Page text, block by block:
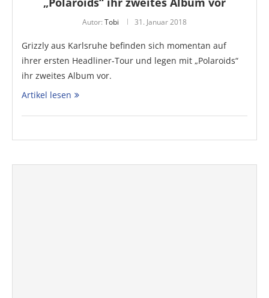
Autor: Tobi 31. Januar 2018
Grizzly aus Karlsruhe befinden sich momentan auf
ihrer ersten Headliner-Tour und legen mit „Polaroids“
ihr zweites Album vor.
Artikel lesen